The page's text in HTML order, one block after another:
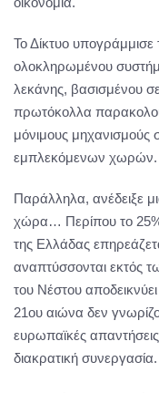
Το Δίκτυο υπογράμμισε
ολοκληρωμένου
λεκάνης, βασισμένου
πρωτόκολλα
μόνιμους μηχανισμούς
εμπλεκόμενων χωρών.
Παράλληλα, ανέδειξε
χώρα… Περίπου το
της Ελλάδας
αναπτύσσονται εκτός
του Νέστου
21ου αιώνα δεν
ευρωπαϊκές
διακρατική συνεργασία.